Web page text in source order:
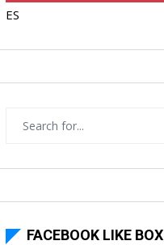
ES
FACEBOOK LIKE BOX